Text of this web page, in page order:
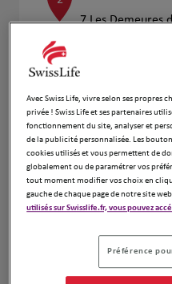
7 Les Demeures
3
4.27 km
Gabriel
31 Route De
31140
Avec Swiss Life, vivre selon ses propres
privée ! Swiss Life et ses partenaires
fonctionnement du site, analyser et
de la publicité personnalisée. Les
cookies utilisés et vous permettent de
globalement ou de paramétrer vos
tout moment modifier vos choix en
gauche de chaque page de notre site
utilisés sur Swisslife.fr, vous pouvez
Préférence